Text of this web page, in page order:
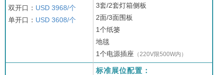
双开口： USD 3968/个
单开口： USD 3608/个
3套/2套灯箱侧板
2面/3面围板
1个纸篓
地毯
1个电源插座 （220V限500W内）
标准展位配置：